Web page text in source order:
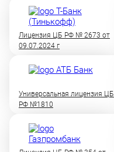
Лицензия ЦБ РФ № 2673 от
09.07.2024 г
Универсальная лицензия ЦБ
РФ №1810